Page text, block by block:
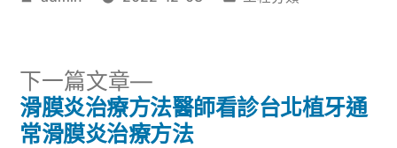
文
下一篇文章
下
一
篇
滑膜炎治療方法醫師看診台北植牙通
常滑膜炎治療方法